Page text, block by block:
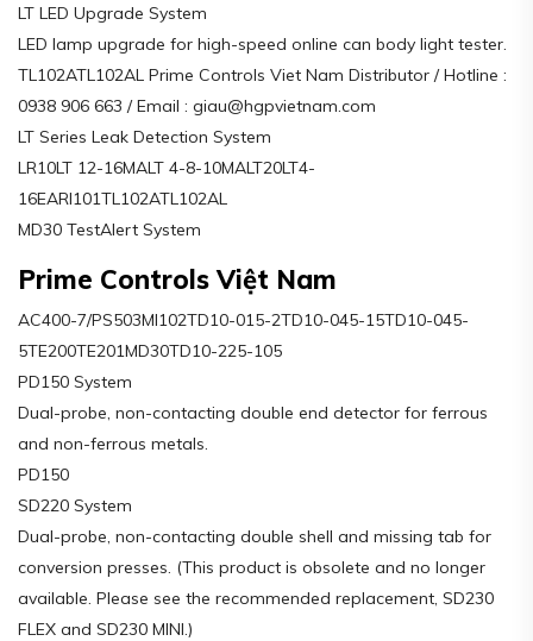
LT LED Upgrade System
LED lamp upgrade for high-speed online can body light tester.
TL102ATL102AL Prime Controls Viet Nam Distributor / Hotline :
0938 906 663 / Email : giau@hgpvietnam.com
LT Series Leak Detection System
LR10LT 12-16MALT 4-8-10MALT20LT4-
16EARI101TL102ATL102AL
MD30 TestAlert System
Prime Controls Việt Nam
AC400-7/PS503MI102TD10-015-2TD10-045-15TD10-045-
5TE200TE201MD30TD10-225-105
PD150 System
Dual-probe, non-contacting double end detector for ferrous
and non-ferrous metals.
PD150
SD220 System
Dual-probe, non-contacting double shell and missing tab for
conversion presses. (This product is obsolete and no longer
available. Please see the recommended replacement, SD230
FLEX and SD230 MINI.)